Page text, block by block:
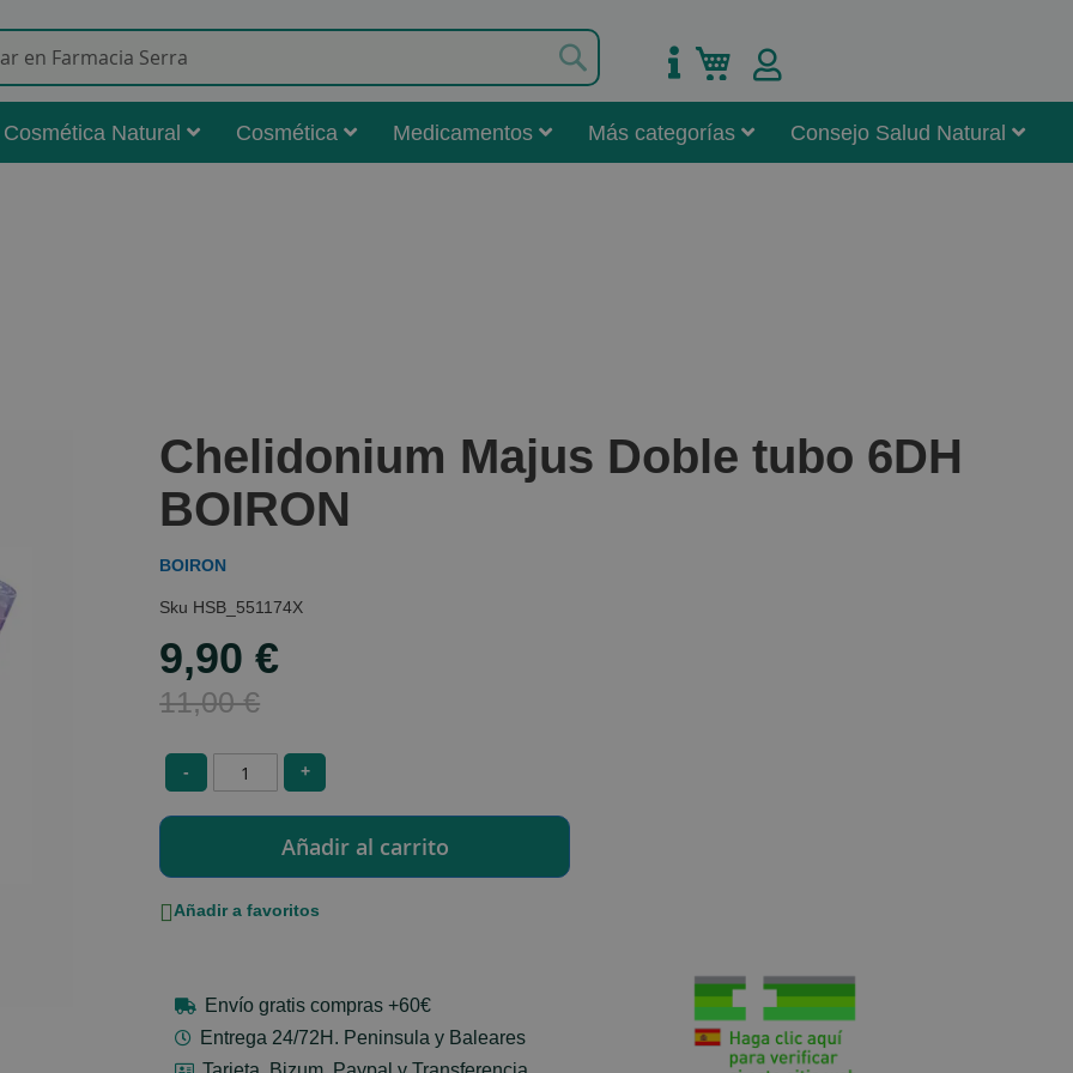
Mi carrito
Cosmética Natural Cosmética Medicamentos Más categorías Consejo Salud Natural
Chelidonium Majus Doble tubo 6DH
BOIRON
BOIRON
HSB_551174X
Special
Price
9,90 €
11,00 €
- +
Añadir a favoritos
Envío gratis compras +60€
Entrega 24/72H. Peninsula y Baleares